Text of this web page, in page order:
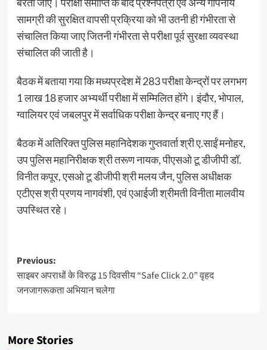
सामग्री की सुरक्षित वापसी प्रक्रिया को भी उतनी ही गंभीरता से
संचालित किया जाए जितनी गंभीरता से परीक्षा पूर्व सुरक्षा व्यवस्था
संचालित की जाती है।
बैठक में बताया गया कि मध्‍यप्रदेश में 283 परीक्षा केन्‍द्रों पर लगभग
1 लाख 18 हजार अभ्‍यर्थी परीक्षा में सम्मिलित होंगे। इंदौर, भोपाल,
ग्‍वालियर एवं जबलपुर में सर्वाधिक परीक्षा केन्‍द्र बनाए गए हैं।
बैठक में अतिरिक्‍त पुलिस महानिदेशक गुप्‍तवार्ता श्री ए.साईं मनोहर,
उप पुलिस महानिरीक्षक श्री तरूण नायक, पीएसओ टू डीजीपी डॉ.
विनीत कपूर, एसओ टू डीजीपी श्री मलय जैन, पुलिस अधीक्षक
एटीएस श्री प्रणय नागवंशी, एवं एआईजी श्रीमती विनीता मालवीय
उपस्थित रहे।
Post
navigation
Previous:
साइबर अपराधों के विरुद्ध 15 दिवसीय “Safe Click 2.0” वृहद
जनजागरूकता अभियान चलेगा
More Stories